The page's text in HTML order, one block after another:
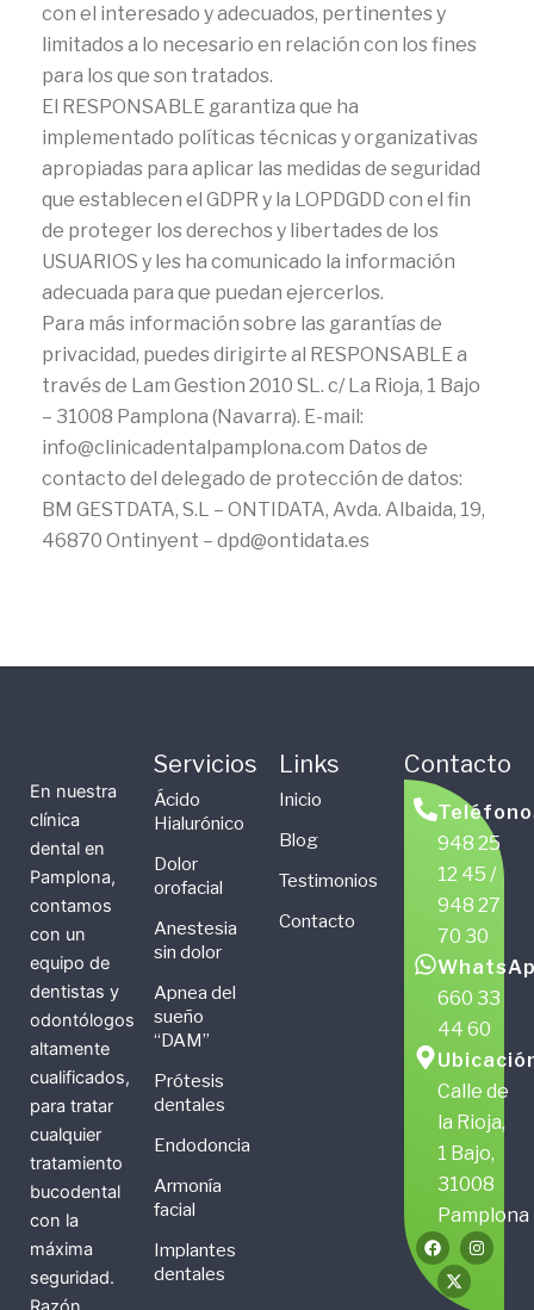
con el interesado y adecuados, pertinentes y
limitados a lo necesario en relación con los fines
para los que son tratados.
El RESPONSABLE garantiza que ha
implementado políticas técnicas y organizativas
apropiadas para aplicar las medidas de seguridad
que establecen el GDPR y la LOPDGDD con el fin
de proteger los derechos y libertades de los
USUARIOS y les ha comunicado la información
adecuada para que puedan ejercerlos.
Para más información sobre las garantías de
privacidad, puedes dirigirte al RESPONSABLE a
través de Lam Gestion 2010 SL. c/ La Rioja, 1 Bajo
– 31008 Pamplona (Navarra). E-mail:
info@clinicadentalpamplona.com Datos de
contacto del delegado de protección de datos:
BM GESTDATA, S.L – ONTIDATA, Avda. Albaida, 19,
46870 Ontinyent – dpd@ontidata.es
En nuestra
clínica
dental en
Pamplona,
contamos
con un
equipo de
dentistas y
odontólogos
altamente
cualificados,
para tratar
cualquier
tratamiento
bucodental
con la
máxima
seguridad.
Servicios
Ácido
Hialurónico
Dolor
orofacial
Anestesia
sin dolor
Apnea del
sueño
“DAM”
Prótesis
dentales
Endodoncia
Armonía
facial
Implantes
dentales
Links
Inicio
Blog
Testimonios
Contacto
Contacto
948 25
12 45 /
948 27
70 30
660 33
44 60
Calle de
la Rioja,
1 Bajo,
31008
Pamplona
F
a
c
e
I
n
s
X
t
w
i